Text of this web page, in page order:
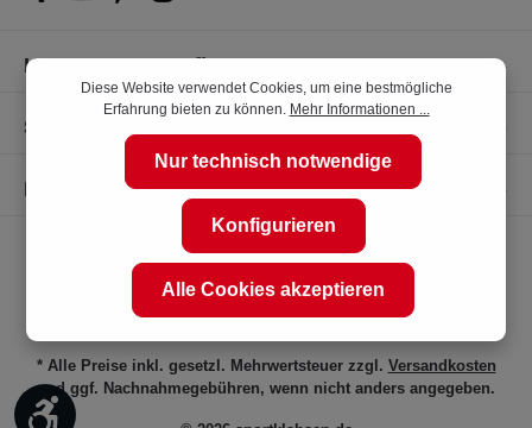
Kompetente Kaufberatung
Shop Service
Informationen
* Alle Preise inkl. gesetzl. Mehrwertsteuer zzgl. Versandkosten
und ggf. Nachnahmegebühren, wenn nicht anders angegeben.
Werkzeugleiste anzeigen
Diese Website verwendet Cookies, um eine bestmögliche
Erfahrung bieten zu können. Mehr Informationen ...
Nur technisch notwendige
Konfigurieren
Alle Cookies akzeptieren